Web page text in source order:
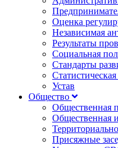
Оценка
Независимая
Результаты
Социальная
Стандарты
Устав
Общество
Общественная
Общественная
Присяжные